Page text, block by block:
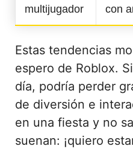
multijugador
con
Estas tendencias
espero de Roblox.
día, podría perder
de diversión e
en una fiesta y no
suenan: ¡quiero